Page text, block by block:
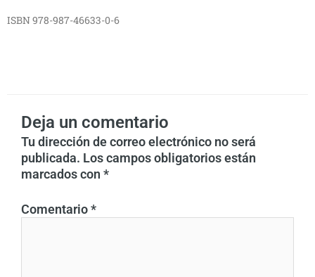
ISBN 978-987-46633-0-6
Deja un comentario
Tu dirección de correo electrónico no será
publicada. Los campos obligatorios están
marcados con *
Comentario*